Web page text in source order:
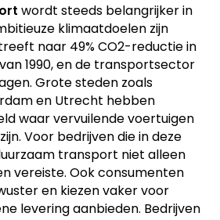
wordt steeds belangrijker in
klimaatdoelen zijn
naar 49% CO2-reductie in
1990, en de transportsector
Grote steden zoals
en Utrecht hebben
waar vervuilende voertuigen
Voor bedrijven die in deze
transport niet alleen
vereiste. Ook consumenten
en kiezen vaker voor
levering aanbieden. Bedrijven